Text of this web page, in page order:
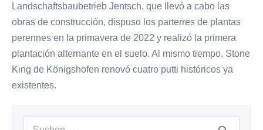
Landschaftsbaubetrieb Jentsch, que llevó a cabo las
obras de construcción, dispuso los parterres de plantas
perennes en la primavera de 2022 y realizó la primera
plantación alternante en el suelo. Al mismo tiempo, Stone
King de Königshofen renovó cuatro putti históricos ya
existentes.
Suchen